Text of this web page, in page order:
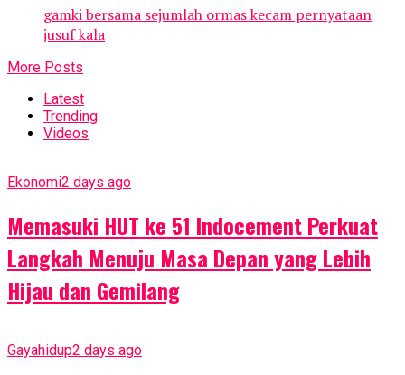
gamki bersama sejumlah ormas kecam pernyataan
jusuf kala
More Posts
Latest
Trending
Videos
Ekonomi2 days ago
Memasuki HUT ke 51 Indocement Perkuat
Langkah Menuju Masa Depan yang Lebih
Hijau dan Gemilang
Gayahidup2 days ago